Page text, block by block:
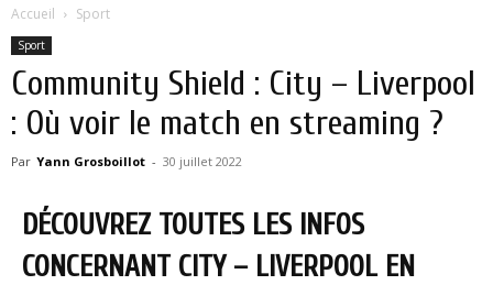
Accueil Sport
Sport
Community Shield : City – Liverpool
: Où voir le match en streaming ?
Par Yann Grosboillot - 30 juillet 2022
DÉCOUVREZ TOUTES LES INFOS
CONCERNANT CITY – LIVERPOOL EN